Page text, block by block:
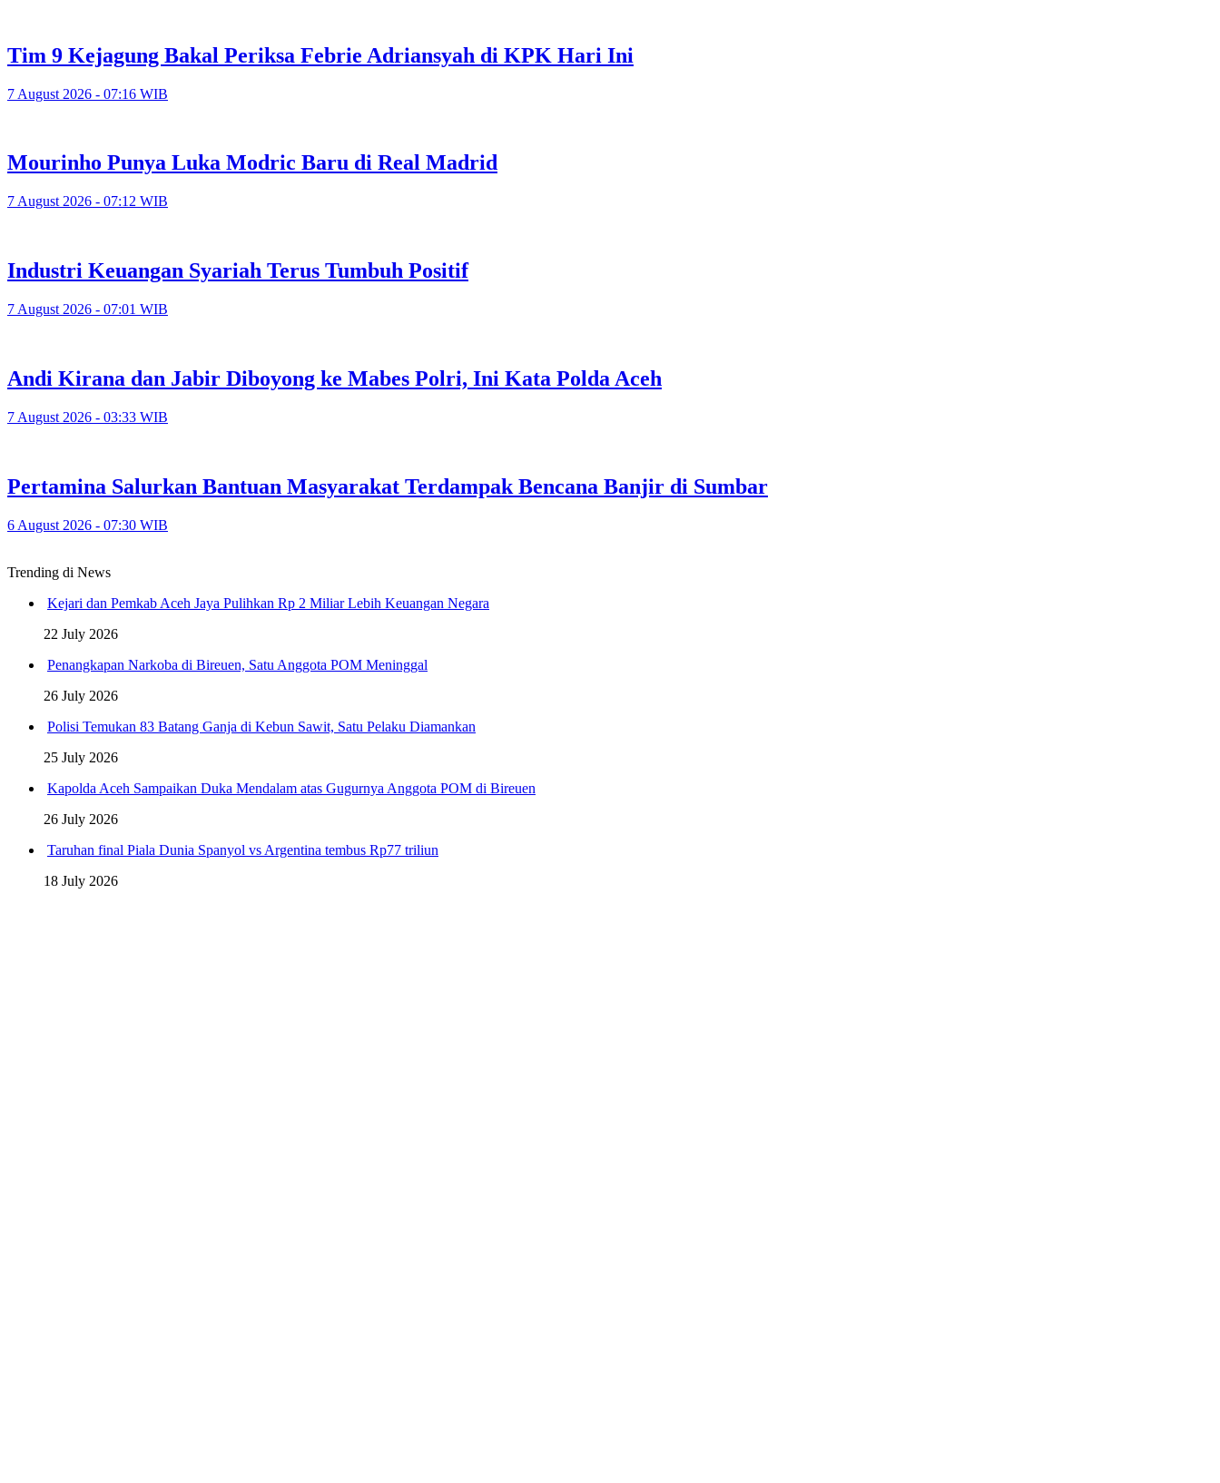
Tim 9 Kejagung Bakal Periksa Febrie Adriansyah di KPK Hari Ini
7 August 2026 - 07:16 WIB
Mourinho Punya Luka Modric Baru di Real Madrid
7 August 2026 - 07:12 WIB
Industri Keuangan Syariah Terus Tumbuh Positif
7 August 2026 - 07:01 WIB
Andi Kirana dan Jabir Diboyong ke Mabes Polri, Ini Kata Polda Aceh
7 August 2026 - 03:33 WIB
Pertamina Salurkan Bantuan Masyarakat Terdampak Bencana Banjir di Sumbar
6 August 2026 - 07:30 WIB
Trending di News
Kejari dan Pemkab Aceh Jaya Pulihkan Rp 2 Miliar Lebih Keuangan Negara
22 July 2026
Penangkapan Narkoba di Bireuen, Satu Anggota POM Meninggal
26 July 2026
Polisi Temukan 83 Batang Ganja di Kebun Sawit, Satu Pelaku Diamankan
25 July 2026
Kapolda Aceh Sampaikan Duka Mendalam atas Gugurnya Anggota POM di Bireuen
26 July 2026
Taruhan final Piala Dunia Spanyol vs Argentina tembus Rp77 triliun
18 July 2026